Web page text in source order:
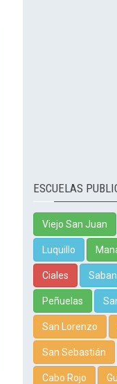
ESCUELAS
Viejo San Juan
Luquillo
Ciales
Peñuelas
San Lorenzo
San Sebastián
Cabo Rojo